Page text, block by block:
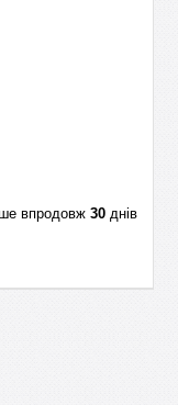
впродовж 30днів